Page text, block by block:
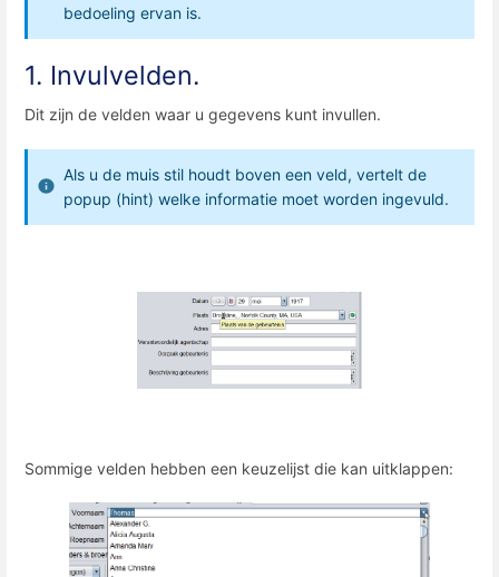
bedoeling ervan is.
1. Invulvelden.
Dit zijn de velden waar u gegevens kunt invullen.
Als u de muis stil houdt boven een veld, vertelt de
popup (hint) welke informatie moet worden ingevuld.
Sommige velden hebben een keuzelijst die kan uitklappen: